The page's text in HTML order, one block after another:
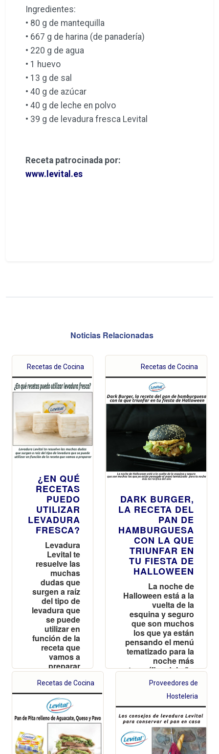
Ingredientes:
• 80 g de mantequilla
• 667 g de harina (de panadería)
• 220 g de agua
• 1 huevo
• 13 g de sal
• 40 g de azúcar
• 40 g de leche en polvo
• 39 g de levadura fresca Levital
Receta patrocinada por:
www.levital.es
Noticias Relacionadas
Recetas de Cocina
¿EN QUÉ
RECETAS
PUEDO
UTILIZAR
LEVADURA
FRESCA?
Levadura
Levital te
resuelve las
muchas
dudas que
surgen a raíz
del tipo de
levadura que
se puede
utilizar en
función de la
receta que
vamos a
preparar
Recetas de Cocina
DARK BURGER,
LA RECETA DEL
PAN DE
HAMBURGUESA
CON LA QUE
TRIUNFAR EN
TU FIESTA DE
HALLOWEEN
La noche de
Halloween está a la
vuelta de la
esquina y seguro
que son muchos
los que ya están
pensando el menú
tematizado para la
noche más
terrorífica del año
Recetas de Cocina
Proveedores de
Hosteleria